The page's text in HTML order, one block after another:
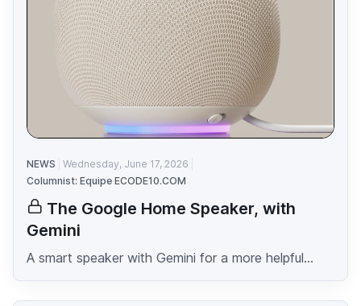
NEWS
Wednesday, June 17, 2026
Columnist: Equipe ECODE10.COM
The Google Home Speaker, with
Gemini
A smart speaker with Gemini for a more helpful...